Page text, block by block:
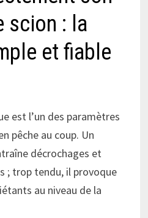
scion : la
et fiable
est l’un des paramètres
pêche au coup. Un
décrochages et
; trop tendu, il provoque
au niveau de la